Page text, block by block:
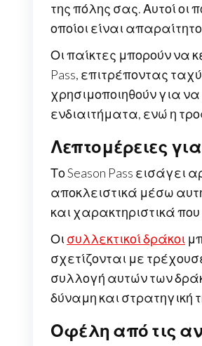
της πόλης σας. Αυτοί οι
οποίοι είναι
Οι παίκτες μπορούν να
Pass, επιτρέποντας
χρησιμοποιηθούν για
ενδιαιτήματα, ενώ η
Λεπτομέρειες
Το Season Pass εισάγει
αποκλειστικά μέσω
και χαρακτηριστικά
Οισυλλεκτικοί δράκοι
σχετίζονται με
συλλογή αυτών των
δύναμη και στρατηγική
Οφέλη από τις